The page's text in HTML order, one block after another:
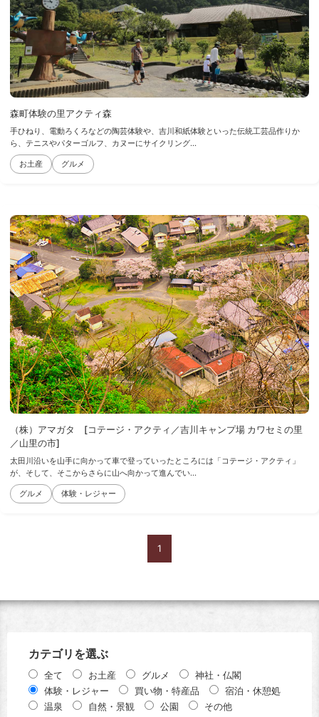
森町体験の里アクティ森
手ひねり、電動ろくろなどの陶芸体験や、吉川和紙体験といった伝統工芸品作りか
ら、テニスやパターゴルフ、カヌーにサイクリング...
お土産 グルメ
（株）アマガタ [コテージ・アクティ／吉川キャンプ場 カワセミの里
／山里の市]
太田川沿いを山手に向かって車で登っていったところには「コテージ・アクティ」
が、そして、そこからさらに山へ向かって進んでい...
グルメ 体験・レジャー
1
カテゴリを選ぶ
全て お土産 グルメ
神社・仏閣
体験・レジャー
買い物・特産品
宿泊・休憩処
温泉
自然・景観 公園 その他